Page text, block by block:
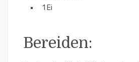
1 Ei
Bereiden: